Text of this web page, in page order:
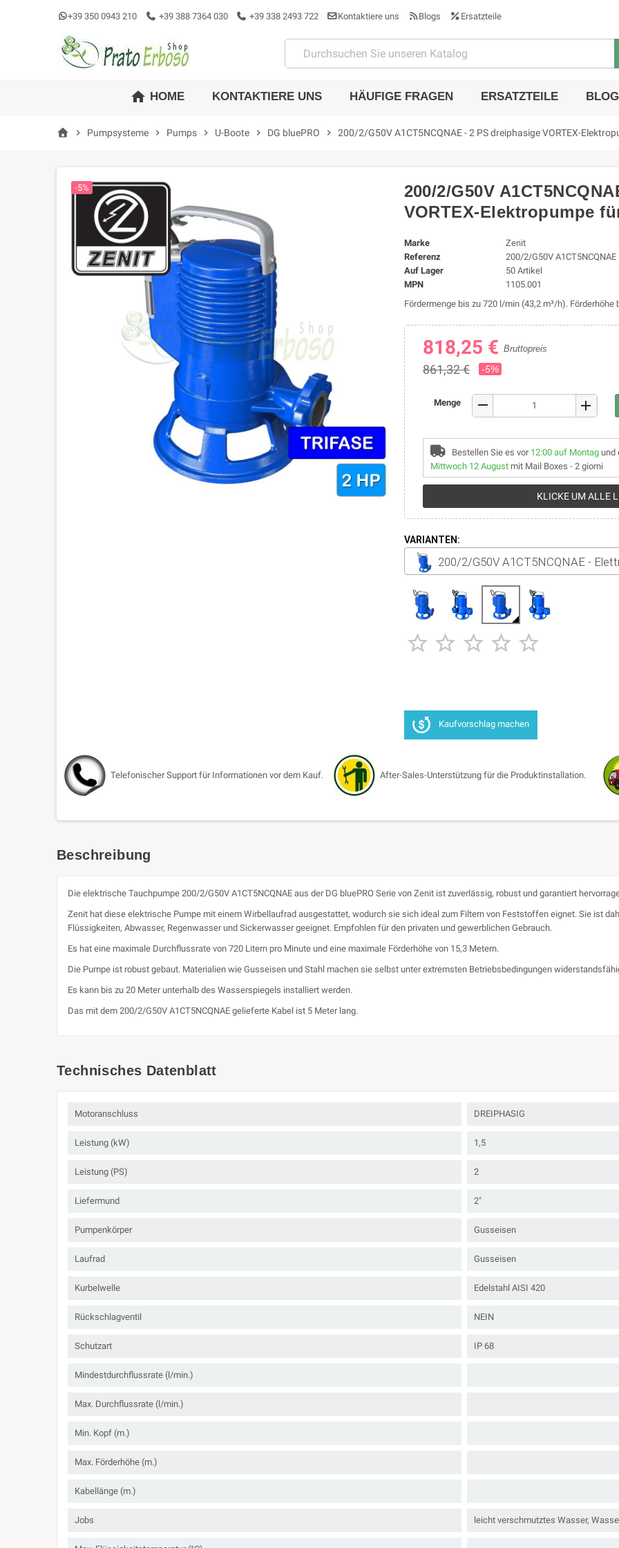
+39 350 0943 210 +39 388 7364 030 +39 338 2493 722 Kontaktiere uns Blogs Ersatzteile
home HOME KONTAKTIERE UNS HÄUFIGE FRAGEN ERSATZTEILE BLOG
chevron_right Pumpsysteme chevron_right Pumps chevron_right U-Boote chevron_right DG bluePRO chevron_right 200/2/G50V A1CT5NCQNAE - 2 PS dreiphasige VORTEX-
-5%
200/2/G50V
VORTEX-Elektropumpe
Marke
Zenit
Referenz
200/2/G50V A1CT5NCQNAE
Auf Lager
50 Artikel
MPN
1105.001
Fördermenge bis zu 720 l/min (43,2 m³/h). Förderhöhe
818,25 € Bruttopreis
861,32 € -5%
Menge remove add
Bestellen Sie es vor 12:00 auf Montag und
Mittwoch 12 August mit Mail Boxes - 2 giorni
KLICKE UM ALLE
VARIANTEN:
200/2/G50V A1CT5NCQNAE -
    
Kaufvorschlag machen
Telefonischer Support für Informationen vor dem Kauf. After-Sales-Unterstützung für die Produktinstallation.
Beschreibung
Die elektrische Tauchpumpe 200/2/G50V A1CT5NCQNAE aus der DG bluePRO Serie von Zenit ist zuverlässig, robust und garantiert
Zenit hat diese elektrische Pumpe mit einem Wirbellaufrad ausgestattet, wodurch sie sich ideal zum Filtern von Feststoffen eignet. Sie ist
Flüssigkeiten, Abwasser, Regenwasser und Sickerwasser geeignet. Empfohlen für den privaten und gewerblichen Gebrauch.
Es hat eine maximale Durchflussrate von 720 Litern pro Minute und eine maximale Förderhöhe von 15,3 Metern.
Die Pumpe ist robust gebaut. Materialien wie Gusseisen und Stahl machen sie selbst unter extremsten Betriebsbedingungen
Es kann bis zu 20 Meter unterhalb des Wasserspiegels installiert werden.
Das mit dem 200/2/G50V A1CT5NCQNAE gelieferte Kabel ist 5 Meter lang.
Technisches Datenblatt
Motoranschluss DREIPHASIG
Leistung (kW) 1,5
Leistung (PS) 2
Liefermund 2"
Pumpenkörper Gusseisen
Laufrad Gusseisen
Kurbelwelle Edelstahl AISI 420
Rückschlagventil NEIN
Schutzart IP 68
Mindestdurchflussrate (l/min.)
Max. Durchflussrate (l/min.)
Min. Kopf (m.)
Max. Förderhöhe (m.)
Kabellänge (m.)
Jobs leicht verschmutztes Wasser,